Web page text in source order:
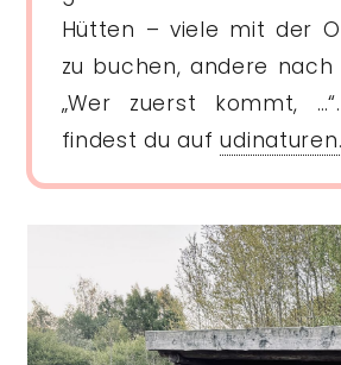
Hütten – viele mit der
zu buchen, andere nach
„Wer zuerst kommt,
findest du auf